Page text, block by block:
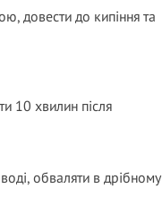
довести до кипіння та
10 хвилин після
обваляти в дрібному